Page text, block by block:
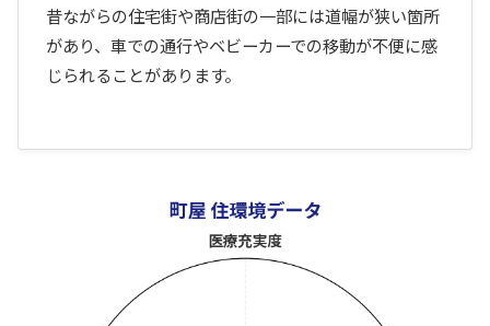
昔ながらの住宅街や商店街の一部には道幅が狭い箇所
があり、車での通行やベビーカーでの移動が不便に感
じられることがあります。